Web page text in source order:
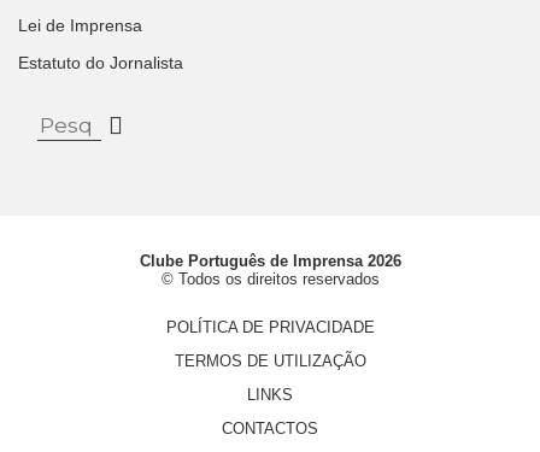
Lei de Imprensa
Estatuto do Jornalista
Clube Português de Imprensa 2026
© Todos os direitos reservados
POLÍTICA DE PRIVACIDADE
TERMOS DE UTILIZAÇÃO
LINKS
CONTACTOS